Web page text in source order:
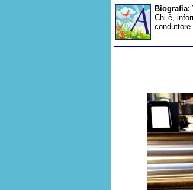
Biografia:
Chi è,
conduttore